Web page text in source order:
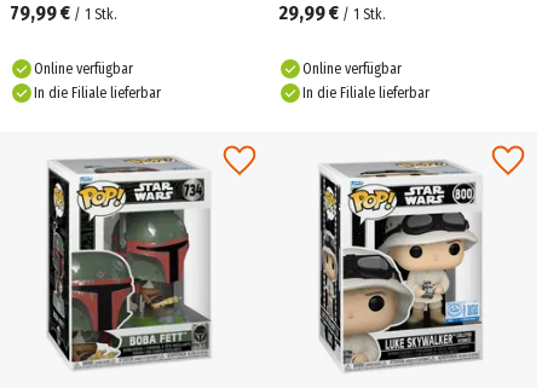
79,99 € / 1 Stk.
Online verfügbar
In die Filiale lieferbar
29,99 € / 1 Stk.
Online verfügbar
In die Filiale lieferbar